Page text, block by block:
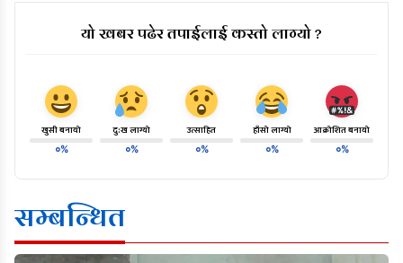
यो खबर पढेर तपाईलाई कस्तो लाग्यो ?
खुसी बनायो
०%
दु:ख लाग्यो
०%
उत्साहित
०%
हाँसो लाग्यो
०%
आक्रोशित बनायो
०%
सम्बन्धित